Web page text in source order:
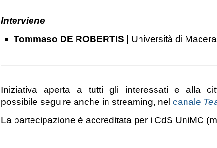
Interviene
Tommaso DE ROBERTIS | Università di
Iniziativa aperta a tutti gli interessati e alla
possibile seguire anche in streaming, nel canale
La partecipazione è accreditata per i CdS UniMC